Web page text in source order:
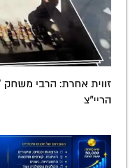
זווית אחרת: הרבי
הריי"צ